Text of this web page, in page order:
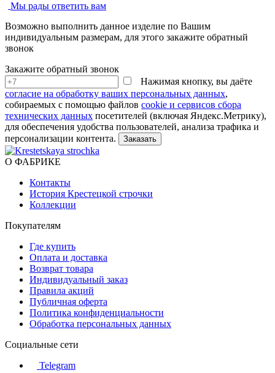
Мы рады ответить вам
Возможно выполнить данное изделие по Вашим
индивидуальным размерам, для этого закажите обратный
звонок
Закажите обратный звонок
Нажимая кнопку, вы даёте
согласие на обработку ваших персональных данных,
собираемых с помощью файлов cookie и сервисов сбора
технических данных посетителей (включая Яндекс.Метрику),
для обеспечения удобства пользователей, анализа трафика и
персонализации контента.
О ФАБРИКЕ
Контакты
История Крестецкой строчки
Коллекции
Покупателям
Где купить
Оплата и доставка
Возврат товара
Индивидуальный заказ
Правила акций
Публичная оферта
Политика конфиденциальности
Обработка персональных данных
Социальные сети
Telegram